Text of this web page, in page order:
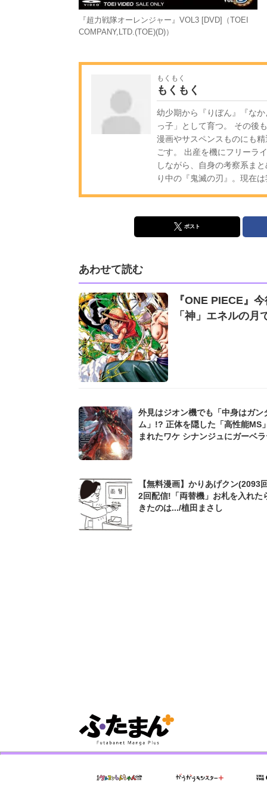
『超力戦隊オーレンジャー』VOL3 [DVD]（TOEI
COMPANY,LTD.(TOE)(D)）
もくもく
もくもく
幼少期から『りぼん』『な
っ子」として育つ。 その後
漫画やサスペンスものにも
ごす。 出産を機にフリーラ
しながら、自身の考察系ま
り中の『鬼滅の刃』。現在
ポスト
あわせて読む
『ONE PIECE』
「神」エネルの
外見はジオン機でも「中身はガン
ム」!? 正体を隠した「高性能MS
まれたワケ シナンジュにガーベ
【無料漫画】かりあげクン(2093
2回配信!「両替機」お札を入れた
きたのは.../植田まさし